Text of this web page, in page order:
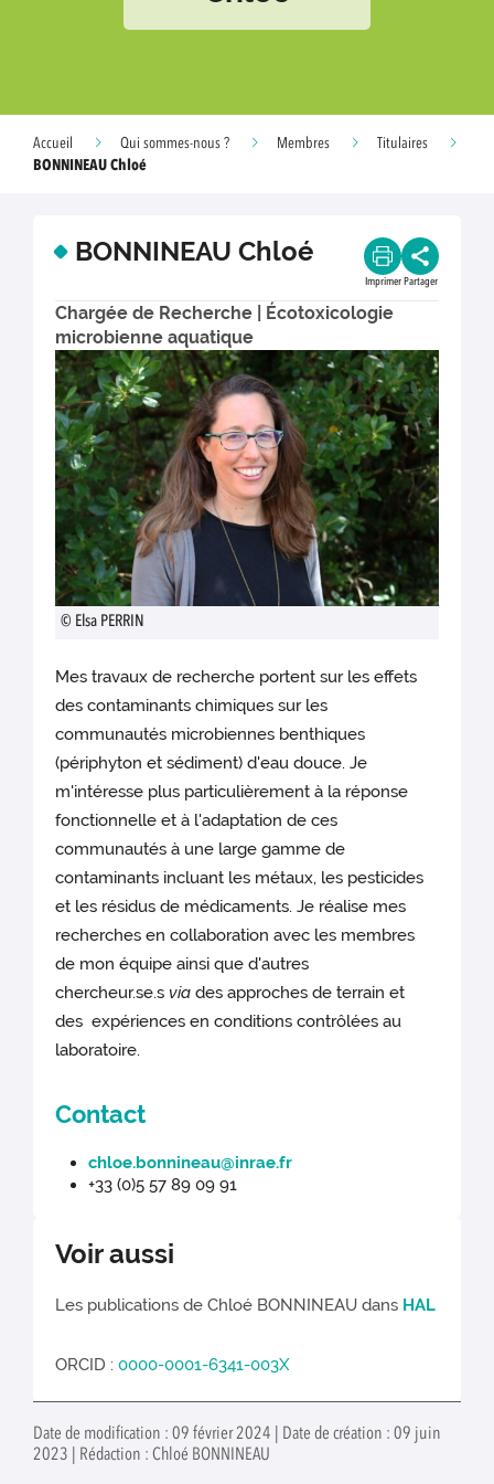
Accueil Qui sommes-nous ? Membres
Titulaires
BONNINEAU Chloé
BONNINEAU Chloé
Imprimer Partager
Chargée de Recherche | Écotoxicologie
microbienne aquatique
© Elsa PERRIN
Mes travaux de recherche portent sur les effets
des contaminants chimiques sur les
communautés microbiennes benthiques
(périphyton et sédiment) d'eau douce. Je
m'intéresse plus particulièrement à la réponse
fonctionnelle et à l'adaptation de ces
communautés à une large gamme de
contaminants incluant les métaux, les pesticides
et les résidus de médicaments. Je réalise mes
recherches en collaboration avec les membres
de mon équipe ainsi que d'autres
chercheur.se.s via des approches de terrain et
des expériences en conditions contrôlées au
laboratoire.
Contact
chloe.bonnineau@inrae.fr
+33 (0)5 57 89 09 91
Voir aussi
Les publications de Chloé BONNINEAU dans HAL
ORCID :0000-0001-6341-003X
Date de modification : 09 février 2024 | Date de création : 09 juin
2023 | Rédaction : Chloé BONNINEAU